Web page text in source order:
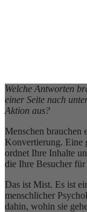
Welche Antworten
einer Seite nach
Aktion aus?
Menschen brauchen
Konvertierung. Eine
ordnet Ihre Inhalte
die Ihre Besucher
Das ist Mist. Es ist
menschlicher
dahin, wohin sie